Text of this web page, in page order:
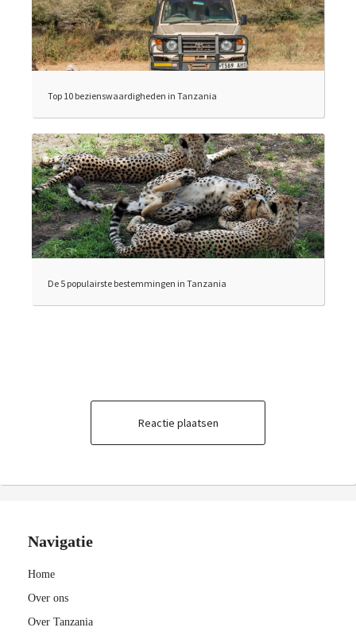
Top 10 bezienswaardigheden in Tanzania
De 5 populairste bestemmingen in Tanzania
Reactie plaatsen
Navigatie
Home
Over ons
Over Tanzania